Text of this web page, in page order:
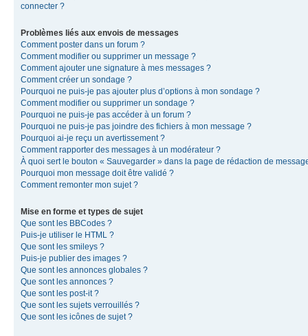
connecter ?
Problèmes liés aux envois de messages
Comment poster dans un forum ?
Comment modifier ou supprimer un message ?
Comment ajouter une signature à mes messages ?
Comment créer un sondage ?
Pourquoi ne puis-je pas ajouter plus d’options à mon sondage ?
Comment modifier ou supprimer un sondage ?
Pourquoi ne puis-je pas accéder à un forum ?
Pourquoi ne puis-je pas joindre des fichiers à mon message ?
Pourquoi ai-je reçu un avertissement ?
Comment rapporter des messages à un modérateur ?
À quoi sert le bouton « Sauvegarder » dans la page de rédaction de
Pourquoi mon message doit être validé ?
Comment remonter mon sujet ?
Mise en forme et types de sujet
Que sont les BBCodes ?
Puis-je utiliser le HTML ?
Que sont les smileys ?
Puis-je publier des images ?
Que sont les annonces globales ?
Que sont les annonces ?
Que sont les post-it ?
Que sont les sujets verrouillés ?
Que sont les icônes de sujet ?